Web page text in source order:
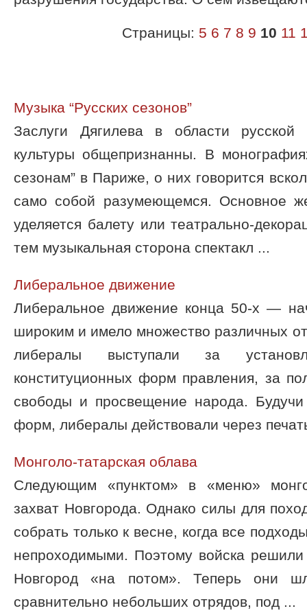
Страницы: 5 6 7 8 9 10 11
Музыка “Русских сезонов”
Заслуги Дягилева в области
культуры общепризнанны. В
сезонам” в Париже, о них говорится
само собой разумеющемся. Основное
уделяется балету или театрально-
тем музыкальная сторона спектакл ...
Либеральное движение
Либеральное движение конца 50-х —
широким и имело множество различных
либералы выступали за
конституционных форм правления, за
свободы и просвещение народа. Будучи
форм, либералы действовали через
Монголо-татарская облава
Следующим «пунктом» в «меню»
захват Новгорода. Однако силы для
собрать только к весне, когда все
непроходимыми. Поэтому войска решили
Новгород «на потом». Теперь они
сравнительно небольших отрядов, под ...